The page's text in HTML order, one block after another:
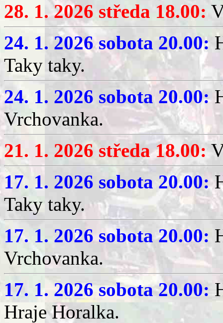
28. 1. 2026 středa 18.00:
24. 1. 2026 sobota 20.00:
Taky taky.
24. 1. 2026 sobota 20.00:
Vrchovanka.
21. 1. 2026 středa 18.00:
17. 1. 2026 sobota 20.00:
Taky taky.
17. 1. 2026 sobota 20.00:
Vrchovanka.
17. 1. 2026 sobota 20.00:
Hraje Horalka.